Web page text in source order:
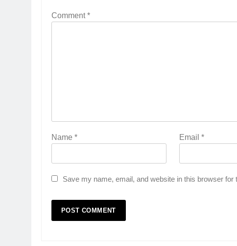
Comment*
Name * Email*
Save my name, email, and website in this browser for